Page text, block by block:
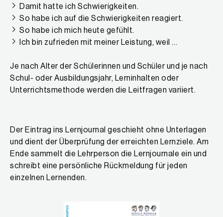
Damit hatte ich Schwierigkeiten.
So habe ich auf die Schwierigkeiten reagiert.
So habe ich mich heute gefühlt.
Ich bin zufrieden mit meiner Leistung, weil …
Je nach Alter der Schülerinnen und Schüler und je nach
Schul- oder Ausbildungsjahr, Lerninhalten oder
Unterrichtsmethode werden die Leitfragen variiert.
Der Eintrag ins Lernjournal geschieht ohne Unterlagen
und dient der Überprüfung der erreichten Lernziele. Am
Ende sammelt die Lehrperson die Lernjournale ein und
schreibt eine persönliche Rückmeldung für jeden
einzelnen Lernenden.